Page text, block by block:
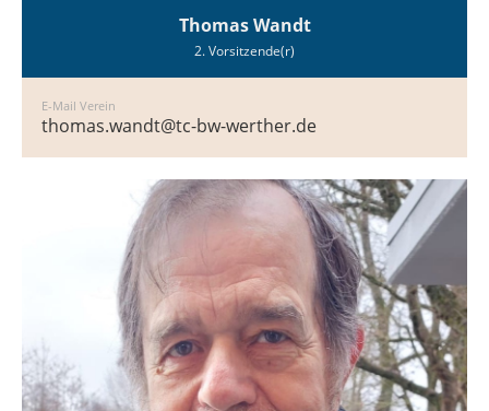
Thomas Wandt
2. Vorsitzende(r)
E-Mail Verein
thomas.wandt@tc-bw-werther.de